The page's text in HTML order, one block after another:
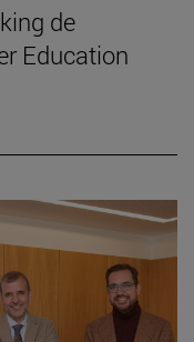
de
Education